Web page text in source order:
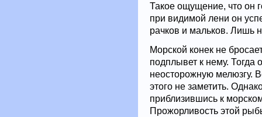
Такое ощущение, что он
при видимой лени он
рачков и мальков. Лишь
Морской конек не
подплывет к нему. Тогда
неосторожную мелюзгу.
этого не заметить.
приблизившись к
Прожорливость этой